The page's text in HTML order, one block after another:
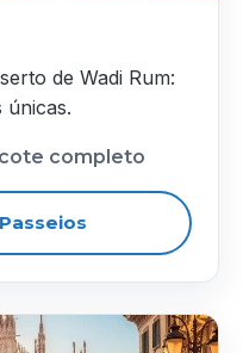
de Wadi Rum:
únicas.
completo